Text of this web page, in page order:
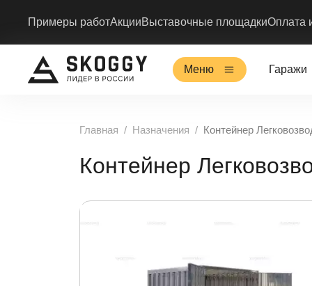
Примеры работАкцииВыставочные площадкиОплата
Меню Гаражи
Главная Назначения Контейнер
Контейнер